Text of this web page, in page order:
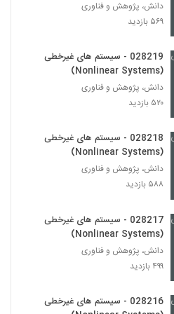
028232 - مدیریت زیست محیطی
028233 - مدیریت زیست محیطی
028235 - سیستم های مهندسی شده پیچیده
028236 - سیستم های مهندسی شده پیچیده
دانش، پژوهش و فناوری
۵۶۹ بازدید
028219 - سیستم های غیرخطی
(Nonlinear Systems)
دانش، پژوهش و فناوری
۵۲۰ بازدید
028218 - سیستم های غیرخطی
(Nonlinear Systems)
دانش، پژوهش و فناوری
۵۸۸ بازدید
028217 - سیستم های غیرخطی
(Nonlinear Systems)
دانش، پژوهش و فناوری
۴۹۹ بازدید
028216 - سیستم های غیرخطی